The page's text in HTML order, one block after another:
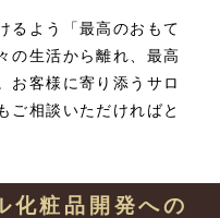
るよう「最高のおもて
の生活から離れ、最高
お客様に寄り添うサロ
ご相談いただければと
化粧品開発への